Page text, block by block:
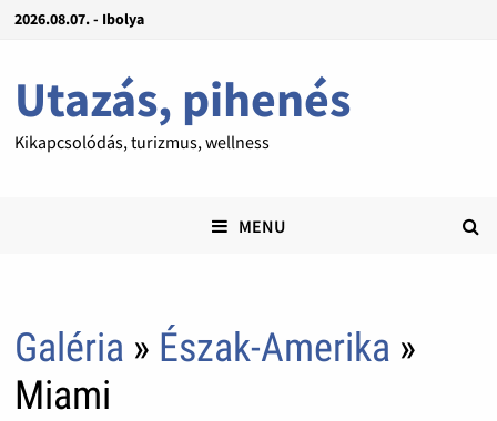
2026.08.07. - Ibolya
Utazás, pihenés
Kikapcsolódás, turizmus, wellness
MENU
Galéria » Észak-Amerika »
Miami